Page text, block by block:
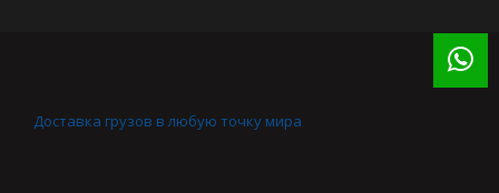
Доставка грузов в любую точку мира